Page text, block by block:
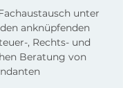
unter
anknüpfenden
, Rechts- und
Beratung von